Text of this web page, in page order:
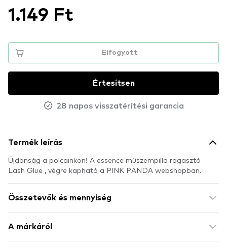
1.149 Ft
Elfogyott
Értesítsen
28 napos visszatérítési garancia
Termék leírás
Újdonság a polcainkon! A essence műszempilla ragasztó
Lash Glue , végre kapható a PINK PANDA webshopban.
Összetevők és mennyiség
A márkáról